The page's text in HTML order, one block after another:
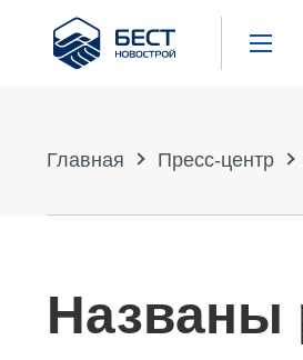
Бест
Новострой
Главная Пресс-центр
Названы